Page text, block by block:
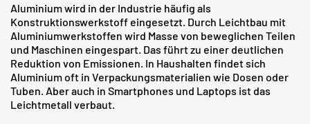
Aluminium wird in der Industrie häufig als
Konstruktionswerkstoff eingesetzt. Durch Leichtbau mit
Aluminiumwerkstoffen wird Masse von beweglichen Teilen
und Maschinen eingespart. Das führt zu einer deutlichen
Reduktion von Emissionen. In Haushalten findet sich
Aluminium oft in Verpackungsmaterialien wie Dosen oder
Tuben. Aber auch in Smartphones und Laptops ist das
Leichtmetall verbaut.